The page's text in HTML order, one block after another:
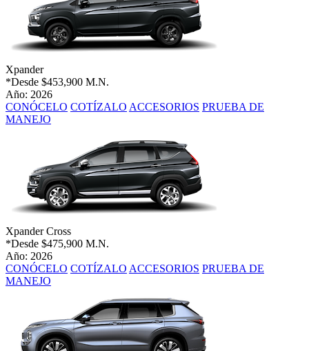
Xpander
*Desde $453,900 M.N.
Año: 2026
CONÓCELO COTÍZALO ACCESORIOS PRUEBA DE
MANEJO
Xpander Cross
*Desde $475,900 M.N.
Año: 2026
CONÓCELO COTÍZALO ACCESORIOS PRUEBA DE
MANEJO